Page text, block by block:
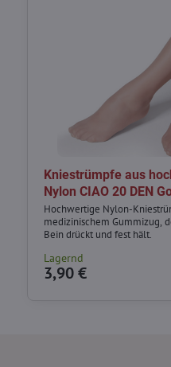
Kniestrümpfe aus
Nylon CIAO 20 DEN
Hochwertige Nylon-
medizinischem Gummizug,
Bein drückt und fest hält.
Lagernd
3,90 €